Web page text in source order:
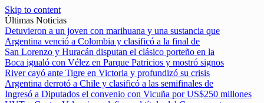
Skip to content
Últimas Noticias
Detuvieron a un joven con marihuana y una sustancia que
Argentina venció a Colombia y clasificó a la final de
San Lorenzo y Huracán disputan el clásico porteño en la
Boca igualó con Vélez en Parque Patricios y mostró signos
River cayó ante Tigre en Victoria y profundizó su crisis
Argentina derrotó a Chile y clasificó a las semifinales de
Ingresó a Diputados el convenio con Vicuña por US$250 millones